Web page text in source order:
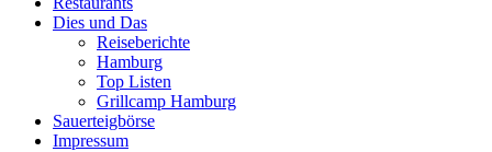
Dies und Das
Reiseberichte
Hamburg
Top Listen
Grillcamp Hamburg
Sauerteigbörse
Impressum